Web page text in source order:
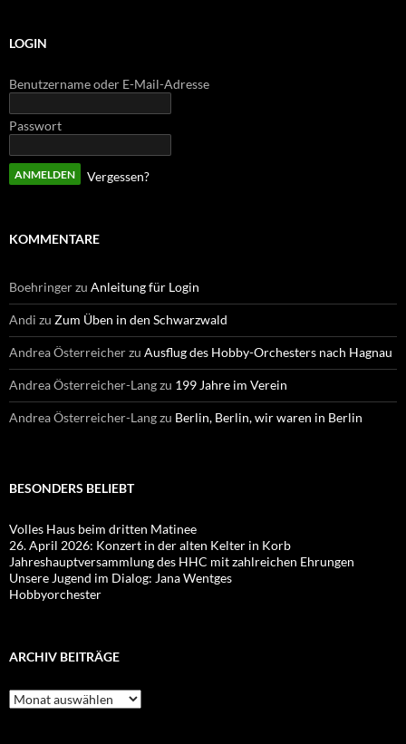
LOGIN
Benutzername oder E-Mail-Adresse
Passwort
Vergessen?
KOMMENTARE
Boehringerzu Anleitung für Login
Andi zu Zum Üben in den Schwarzwald
Andrea Österreicherzu Ausflug des Hobby-Orchesters nach Hagnau
Andrea Österreicher-Langzu 199 Jahre im Verein
Andrea Österreicher-Langzu Berlin, Berlin, wir waren in Berlin
BESONDERS BELIEBT
Volles Haus beim dritten Matinee
26. April 2026: Konzert in der alten Kelter in Korb
Jahreshauptversammlung des HHC mit zahlreichen Ehrungen
Unsere Jugend im Dialog: Jana Wentges
Hobbyorchester
ARCHIV BEITRÄGE
Archiv
Beiträge